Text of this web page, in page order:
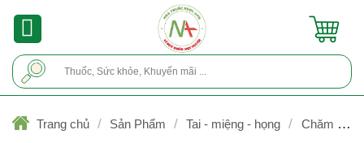
Trang chủ / Sản Phẩm / Tai - miệng - họng /
Chăm sóc